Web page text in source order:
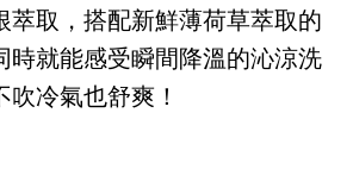
萃取，搭配新鮮薄荷草萃取的
時就能感受瞬間降溫的沁涼洗
冷氣也舒爽！